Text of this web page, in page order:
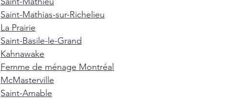
Saint-Mathias-sur-Richelieu
La Prairie
Saint-Basile-le-Grand
Kahnawake
Femme de ménage Montréal
McMasterville
Saint-Amable